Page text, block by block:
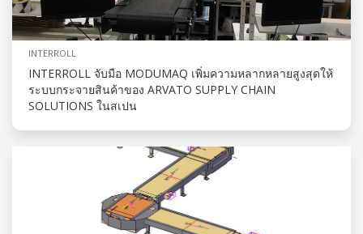
INTERROLL
INTERROLL จับมือ MODUMAQ เพิ่มความหลากหลายสูงสุดให้
ระบบกระจายสินค้าของ ARVATO SUPPLY CHAIN
SOLUTIONS ในสเปน